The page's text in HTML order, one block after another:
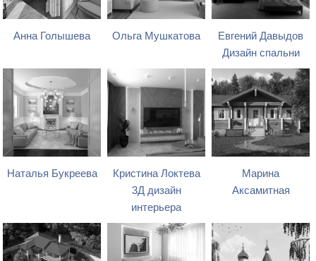
Анна Голышева Ольга Мушкатова
Евгений Давыдов
Дизайн спальни
Наталья Букреева
Кристина Локтева
3Д дизайн
интерьера
Марина
Аксамитная